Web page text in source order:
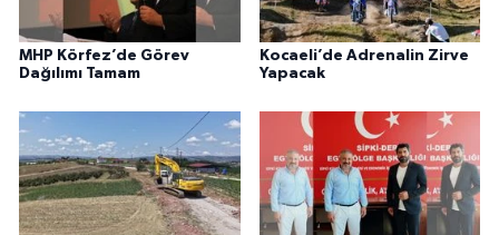
MHP Körfez’de Görev
Dağılımı Tamam
Kocaeli’de Adrenalin Zirve
Yapacak